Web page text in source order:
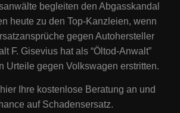
begleiten den Abgasskandal
heute zu den Top-Kanzleien, wenn
gegen Autohersteller
F. Gisevius hat als “Öltod-Anwalt”
Urteile gegen Volkswagen erstritten.
Ihre kostenlose Beratung an und
auf Schadensersatz.